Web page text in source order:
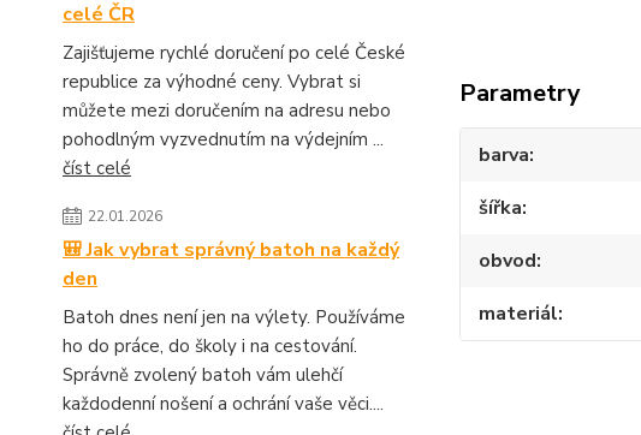
celé ČR
Zajišťujeme rychlé doručení po celé České
republice za výhodné ceny. Vybrat si
můžete mezi doručením na adresu nebo
pohodlným vyzvednutím na výdejním ...
číst celé
22.01.2026
🎒 Jak vybrat správný batoh na každý
den
Batoh dnes není jen na výlety. Používáme
ho do práce, do školy i na cestování.
Správně zvolený batoh vám ulehčí
každodenní nošení a ochrání vaše věci....
Parametry
barva
šířka
obvod
materiál